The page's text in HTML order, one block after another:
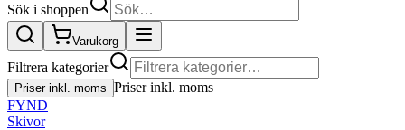
Sök i shoppen
Varukorg
Filtrera kategorier
Priser inkl. moms Priser inkl. moms
FYND
Skivor